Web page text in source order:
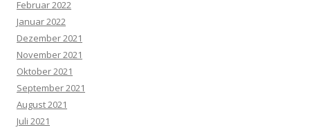
Februar 2022
Januar 2022
Dezember 2021
November 2021
Oktober 2021
September 2021
August 2021
Juli 2021